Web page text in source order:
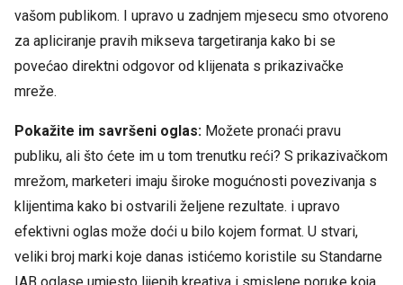
vašom publikom. I upravo u zadnjem mjesecu smo otvoreno
za apliciranje pravih mikseva targetiranja kako bi se
povećao direktni odgovor od klijenata s prikazivačke
mreže.
Pokažite im savršeni oglas: Možete pronaći pravu
publiku, ali što ćete im u tom trenutku reći? S prikazivačkom
mrežom, marketeri imaju široke mogućnosti povezivanja s
klijentima kako bi ostvarili željene rezultate. i upravo
efektivni oglas može doći u bilo kojem format. U stvari,
veliki broj marki koje danas istićemo koristile su Standarne